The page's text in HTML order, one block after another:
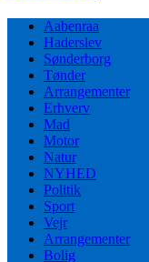
Aabenraa
Haderslev
Sønderborg
Tønder
Arrangementer
Erhverv
Mad
Motor
Natur
NYHED
Politik
Sport
Vejr
Arrangementer
Bolig